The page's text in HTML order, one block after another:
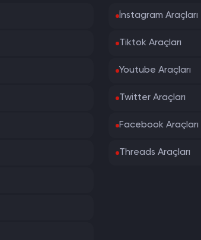
İnstagram Araçları
Tiktok Araçları
Youtube Araçları
Twitter Araçları
Facebook Araçları
Threads Araçları